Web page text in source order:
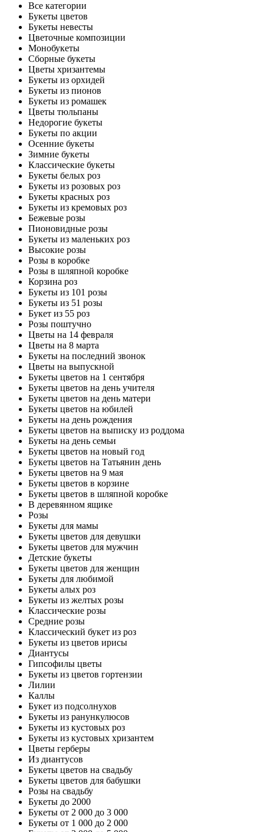
Все категории
Букеты цветов
Букеты невесты
Цветочные композиции
Монобукеты
Сборные букеты
Цветы хризантемы
Букеты из орхидей
Букеты из пионов
Букеты из ромашек
Цветы тюльпаны
Недорогие букеты
Букеты по акции
Осенние букеты
Зимние букеты
Классические букеты
Букеты белых роз
Букеты из розовых роз
Букеты красных роз
Букеты из кремовых роз
Бежевые розы
Пионовидные розы
Букеты из маленьких роз
Высокие розы
Розы в коробке
Розы в шляпной коробке
Корзина роз
Букеты из 101 розы
Букеты из 51 розы
Букет из 55 роз
Розы поштучно
Цветы на 14 февраля
Цветы на 8 марта
Букеты на последний звонок
Цветы на выпускной
Букеты цветов на 1 сентября
Букеты цветов на день учителя
Букеты цветов на день матери
Букеты цветов на юбилей
Букеты на день рождения
Букеты цветов на выписку из роддома
Букеты на день семьи
Букеты цветов на новый год
Букеты цветов на Татьянин день
Букеты цветов на 9 мая
Букеты цветов в корзине
Букеты цветов в шляпной коробке
В деревянном ящике
Розы
Букеты для мамы
Букеты цветов для девушки
Букеты цветов для мужчин
Детские букеты
Букеты цветов для женщин
Букеты для любимой
Букеты алых роз
Букеты из желтых розы
Классические розы
Средние розы
Классический букет из роз
Букеты из цветов ирисы
Диантусы
Гипсофилы цветы
Букеты из цветов гортензии
Лилии
Каллы
Букет из подсолнухов
Букеты из ранункулюсов
Букеты из кустовых роз
Букеты из кустовых хризантем
Цветы герберы
Из диантусов
Букеты цветов на свадьбу
Букеты цветов для бабушки
Розы на свадьбу
Букеты до 2000
Букеты от 2 000 до 3 000
Букеты от 1 000 до 2 000